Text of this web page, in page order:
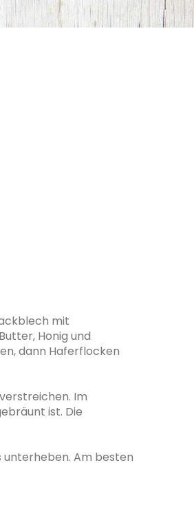
mit
Honig und
dann Haferflocken
Im
ist. Die
unterheben. Am besten